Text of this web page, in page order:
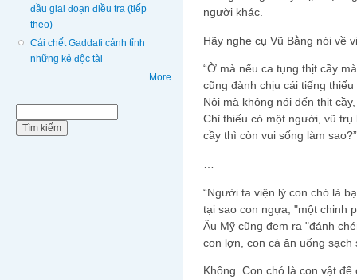
đầu giai đoạn điều tra (tiếp
theo)
Cái chết Gaddafi cảnh tỉnh
những kẻ độc tài
More
người khác.
Hãy nghe cụ Vũ Bằng nói về
“Ờ mà nếu ca tụng thịt cầy
cũng đành chịu cái tiếng
Nội mà không nói đến thịt
Chỉ thiếu có một người, vũ
cầy thì còn vui sống làm sao?”
“Người ta viện lý con chó là
tại sao con ngựa, "một chinh
Âu Mỹ cũng đem ra "đánh
con lợn, con cá ăn uống sạch
Không. Con chó là con vật